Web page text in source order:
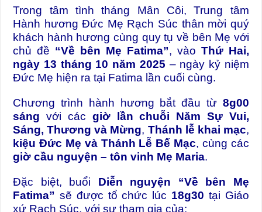
Trong tâm tình tháng Mân Côi, Trung tâm
Hành hương Đức Mẹ Rạch Súc thân mời quý
khách hành hương cùng quy tụ về bên Mẹ với
chủ đề “Về bên Mẹ Fatima”, vào Thứ Hai,
ngày 13 tháng 10 năm 2025 – ngày kỷ niệm
Đức Mẹ hiện ra tại Fatima lần cuối cùng.
Chương trình hành hương bắt đầu từ 8g00
sáng với các giờ lần chuỗi Năm Sự Vui,
Sáng, Thương và Mừng, Thánh lễ khai mạc,
kiệu Đức Mẹ và Thánh Lễ Bế Mạc, cùng các
giờ cầu nguyện – tôn vinh Mẹ Maria.
Đặc biệt, buổi Diễn nguyện “Về bên Mẹ
Fatima” sẽ được tổ chức lúc 18g30 tại Giáo
xứ Rạch Súc, với sự tham gia của: